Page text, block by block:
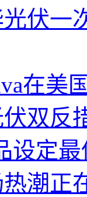
伏一
在美
双反
设定最
潮正